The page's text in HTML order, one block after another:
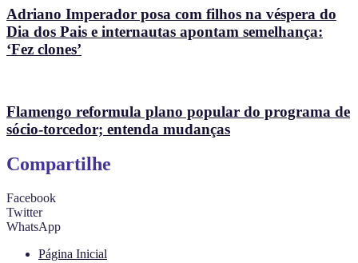
Adriano Imperador posa com filhos na véspera do
Dia dos Pais e internautas apontam semelhança:
‘Fez clones’
Flamengo reformula plano popular do programa de
sócio-torcedor; entenda mudanças
Compartilhe
Facebook
Twitter
WhatsApp
Página Inicial